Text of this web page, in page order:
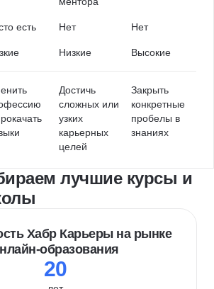
есть Нет Нет
Низкие Высокие
Достичь
сложных или
узких
карьерных
целей
Закрыть
конкретные
пробелы в
знаниях
лучшие курсы и
Хабр Карьеры на рынке
образования
20